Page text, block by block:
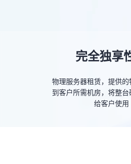
完全独享
物理服务器租赁，提供
到客户所需机房，将整
给客户使用